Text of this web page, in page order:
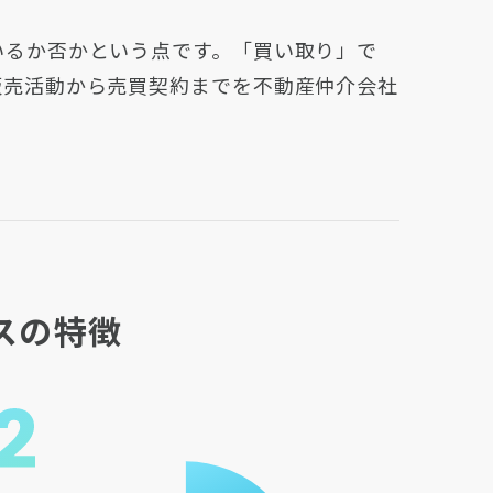
か否かという点です。「買い取り」で
活動から売買契約までを不動産仲介会社
の特徴